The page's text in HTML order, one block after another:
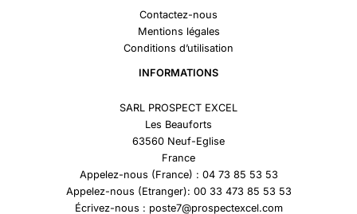
Contactez-nous
Mentions légales
Conditions d’utilisation
INFORMATIONS
SARL PROSPECT EXCEL
Les Beauforts
63560 Neuf-Eglise
France
Appelez-nous (France) : 04 73 85 53 53
Appelez-nous (Etranger): 00 33 473 85 53 53
Écrivez-nous : poste7@prospectexcel.com